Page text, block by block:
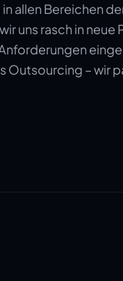
allen Bereichen
uns rasch in neue
– wir